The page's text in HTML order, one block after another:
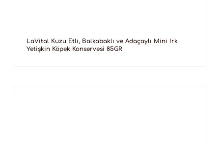
LaVital Kuzu Etli, Balkabaklı ve Adaçaylı Mini Irk
Yetişkin Köpek Konservesi 85GR